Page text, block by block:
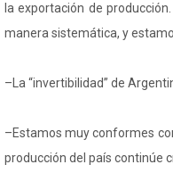
la exportación de
manera sistemática, y
–La “invertibilidad” de
–Estamos muy conformes
producción del país continúe